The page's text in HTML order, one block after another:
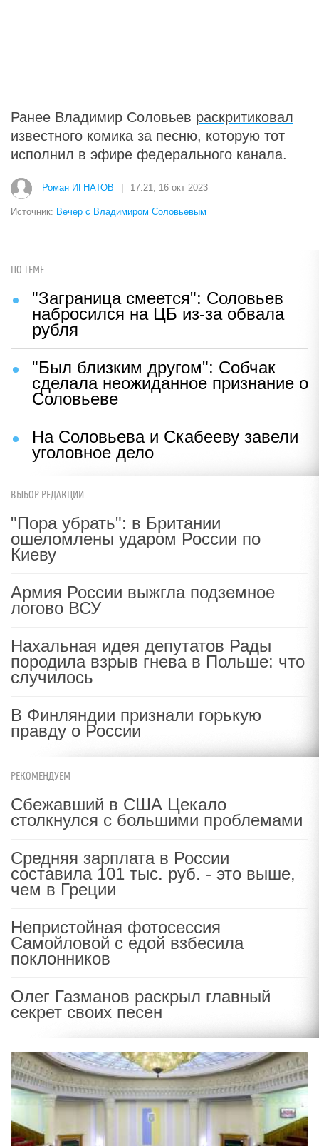
Ранее Владимир Соловьев раскритиковал
известного комика за песню, которую тот
исполнил в эфире федерального канала.
Роман ИГНАТОВ 17:21, 16 окт 2023
Источник: Вечер с Владимиром Соловьевым
ПО ТЕМЕ
"Заграница смеется": Соловьев
набросился на ЦБ из-за обвала
рубля
"Был близким другом": Собчак
сделала неожиданное признание о
Соловьеве
На Соловьева и Скабееву завели
уголовное дело
ВЫБОР РЕДАКЦИИ
"Пора убрать": в Британии
ошеломлены ударом России по
Киеву
Армия России выжгла подземное
логово ВСУ
Нахальная идея депутатов Рады
породила взрыв гнева в Польше: что
случилось
В Финляндии признали горькую
правду о России
РЕКОМЕНДУЕМ
Сбежавший в США Цекало
столкнулся с большими проблемами
Средняя зарплата в России
составила 101 тыс. руб. - это выше,
чем в Греции
Непристойная фотосессия
Самойловой с едой взбесила
поклонников
Олег Газманов раскрыл главный
секрет своих песен